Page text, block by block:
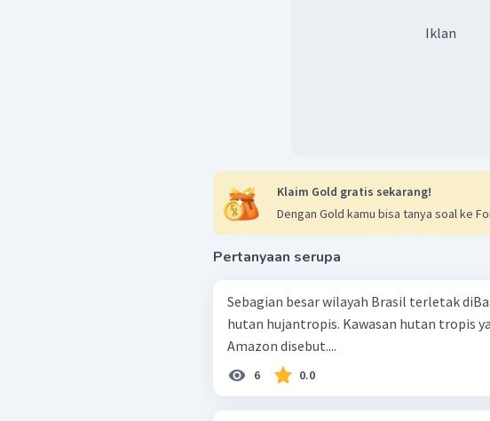
Iklan
Klaim Gold gratis sekarang!
Dengan Gold kamu bisa tanya soal ke
Pertanyaan serupa
Sebagian besar wilayah Brasil terletak
hutan hujantropis. Kawasan hutan tropis
Amazon disebut....
6 0.0